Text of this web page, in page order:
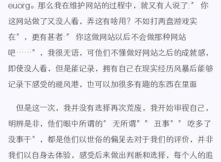
euorg。那么我在维护网站的过程中，就又有人说了:” 你
这网站做了又没人看，弄这有啥用？不如打两盘游戏实
在”，更有甚者:” 你这做网站以后不会做那种网站
吧……”，我很无语，可他们不懂做好网站之后的成就感，
即使没人看，但是能记录，拥有自己在现实经历风暴后能够
记录下感受的避风港，也可以加很多有趣的东西在里面
但是这一次，我并没有选择再次荒废，我开始审视自己，
明辨是非，他们眼中所谓的” 无所谓”” 丑事”” 吃多了
没事干”，都是他们以世俗的偏见去对于我们的评价，并非
我们以自身去体验，感受后来做出判断和选择，每个人的追